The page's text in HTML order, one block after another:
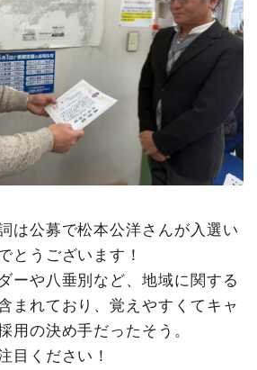
は公募で松本公洋さんが入選い
とうございます！
ーや八垂別など、地域に関する
まれており、覚えやすくてキャ
用の決め手だったそう。
目ください！